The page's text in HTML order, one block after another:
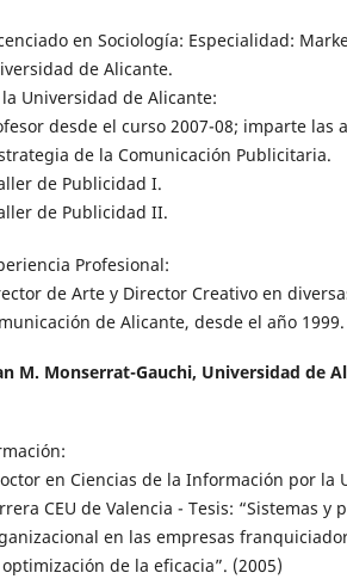
en Sociología: Especialidad:
de Alicante.
la Universidad de Alicante:
desde el curso 2007-08; imparte las
de la Comunicación Publicitaria.
de Publicidad I.
de Publicidad II.
Profesional:
de Arte y Director Creativo en
de Alicante, desde el año 1999.
M. Monserrat-Gauchi, Universidad de
en Ciencias de la Información por la
CEU de Valencia - Tesis: “Sistemas y
en las empresas
de la eficacia”. (2005)